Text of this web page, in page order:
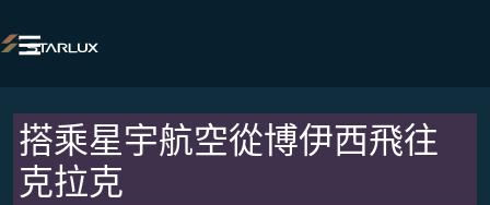

搭乘星宇航空從博伊西飛往
克拉克